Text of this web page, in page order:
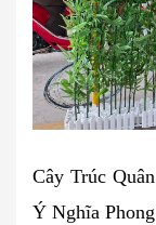
Cây Trúc
Ý Nghĩa